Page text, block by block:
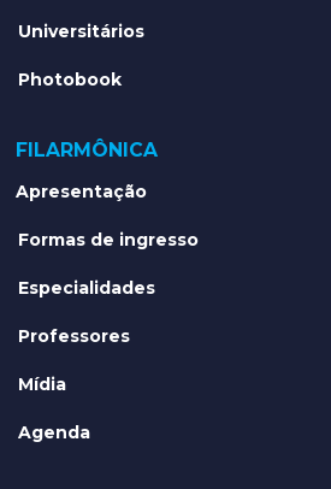
Universitários
Photobook
FILARMÔNICA
Apresentação
Formas de ingresso
Especialidades
Professores
Mídia
Agenda